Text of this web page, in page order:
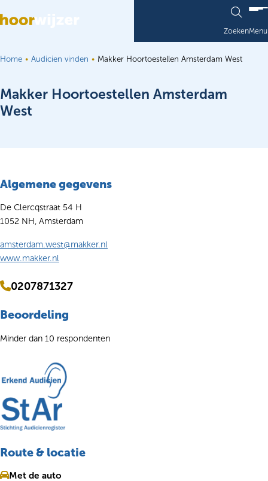
ZoekenMenu
Home Audicien vinden Makker Hoortoestellen Amsterdam West
Makker Hoortoestellen Amsterdam
West
Algemene gegevens
De Clercqstraat 54 H
1052 NH, Amsterdam
amsterdam.west@makker.nl
www.makker.nl
0207871327
Beoordeling
Minder dan 10 respondenten
Route & locatie
Met de auto